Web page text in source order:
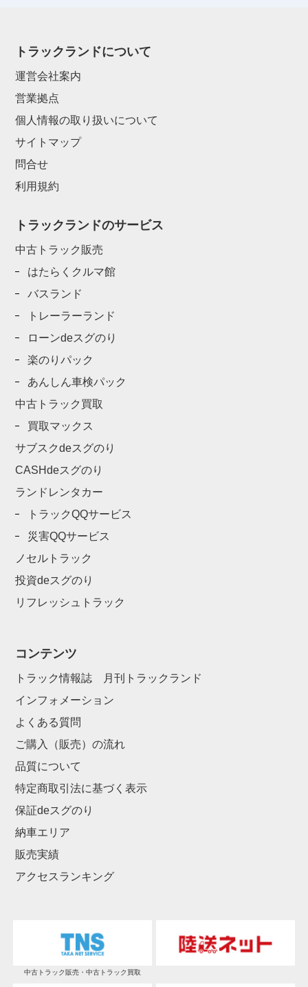
トラックランドについて
運営会社案内
営業拠点
個人情報の取り扱いについて
サイトマップ
問合せ
利用規約
トラックランドのサービス
中古トラック販売
はたらくクルマ館
バスランド
トレーラーランド
ローンdeスグのり
楽のりパック
あんしん車検パック
中古トラック買取
買取マックス
サブスクdeスグのり
CASHdeスグのり
ランドレンタカー
トラックQQサービス
災害QQサービス
ノセルトラック
投資deスグのり
リフレッシュトラック
コンテンツ
トラック情報誌 月刊トラックランド
インフォメーション
よくある質問
ご購入（販売）の流れ
品質について
特定商取引法に基づく表示
保証deスグのり
納車エリア
販売実績
アクセスランキング
中古トラック販売・中古トラック買取